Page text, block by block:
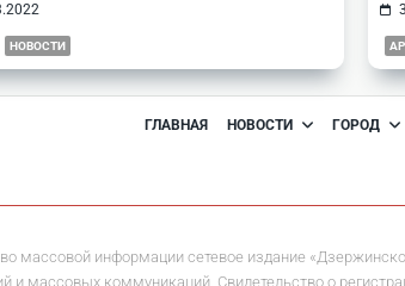
НОВОСТИ
ГЛАВНАЯ НОВОСТИ ГОРОД
массовой информации сетевое издание
и массовых коммуникаций. Свидетельство о